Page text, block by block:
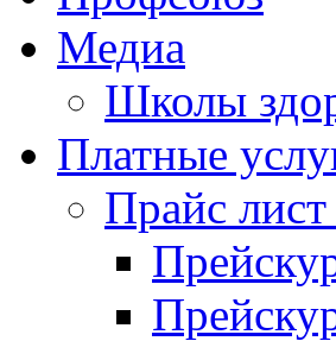
Медиа
Школы
Платные
Прайс